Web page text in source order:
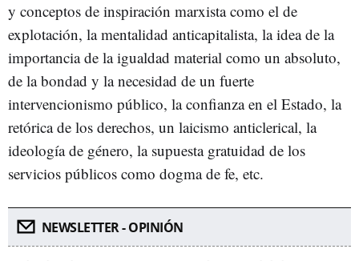
y conceptos de inspiración marxista como el de
explotación, la mentalidad anticapitalista, la idea de la
importancia de la igualdad material como un absoluto,
de la bondad y la necesidad de un fuerte
intervencionismo público, la confianza en el Estado, la
retórica de los derechos, un laicismo anticlerical, la
ideología de género, la supuesta gratuidad de los
servicios públicos como dogma de fe, etc.
NEWSLETTER - OPINIÓN